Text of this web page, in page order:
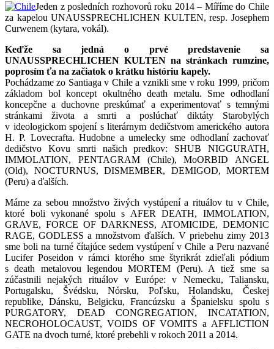
Jeden z posledních rozhovorů roku 2014 – Míříme do Chile
za kapelou UNAUSSPRECHLICHEN KULTEN, resp. Josephem
Curwenem (kytara, vokál).
Keďže sa jedná o prvé predstavenie sa
UNAUSSPRECHLICHEN KULTEN na stránkach rumzine,
poprosím ťa na začiatok o krátku históriu kapely.
Pochádzame zo Santiaga v Chile a vznikli sme v roku 1999, pričom
základom bol koncept okultného death metalu. Sme odhodlaní
koncepčne a duchovne preskúmať a experimentovať s temnými
stránkami života a smrti a poslúchať diktáty Starobylých
v ideologickom spojení s literárnym dedičstvom amerického autora
H. P. Lovecrafta. Hudobne a umelecky sme odhodlaní zachovať
dedičstvo Kovu smrti našich predkov: SHUB NIGGURATH,
IMMOLATION, PENTAGRAM (Chile), MoORBID ANGEL
(Old), NOCTURNUS, DISMEMBER, DEMIGOD, MORTEM
(Peru) a ďalších.
Máme za sebou množstvo živých vystúpení a rituálov tu v Chile,
ktoré boli vykonané spolu s AFER DEATH, IMMOLATION,
GRAVE, FORCE OF DARKNESS, ATOMICIDE, DEMONIC
RAGE, GODLESS a množstvom ďalších. V priebehu zimy 2013
sme boli na turné čítajúce sedem vystúpení v Chile a Peru nazvané
Lucifer Poseidon v rámci ktorého sme štyrikrát zdieľali pódium
s death metalovou legendou MORTEM (Peru). A tiež sme sa
zúčastnili nejakých rituálov v Európe: v Nemecku, Taliansku,
Portugalsku, Švédsku, Nórsku, Poľsku, Holandsku, Českej
republike, Dánsku, Belgicku, Francúzsku a Španielsku spolu s
PURGATORY, DEAD CONGREGATION, INCATATION,
NECROHOLOCAUST, VOIDS OF VOMITS a AFFLICTION
GATE na dvoch turné, ktoré prebehli v rokoch 2011 a 2014.